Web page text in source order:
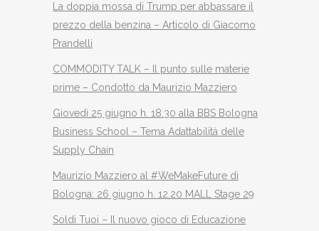
La doppia mossa di Trump per abbassare il
prezzo della benzina – Articolo di Giacomo
Prandelli
COMMODITY TALK – Il punto sulle materie
prime – Condotto da Maurizio Mazziero
Giovedì 25 giugno h. 18.30 alla BBS Bologna
Business School – Tema Adattabilità delle
Supply Chain
Maurizio Mazziero al #WeMakeFuture di
Bologna: 26 giugno h. 12.20 MALL Stage 29
Soldi Tuoi – Il nuovo gioco di Educazione